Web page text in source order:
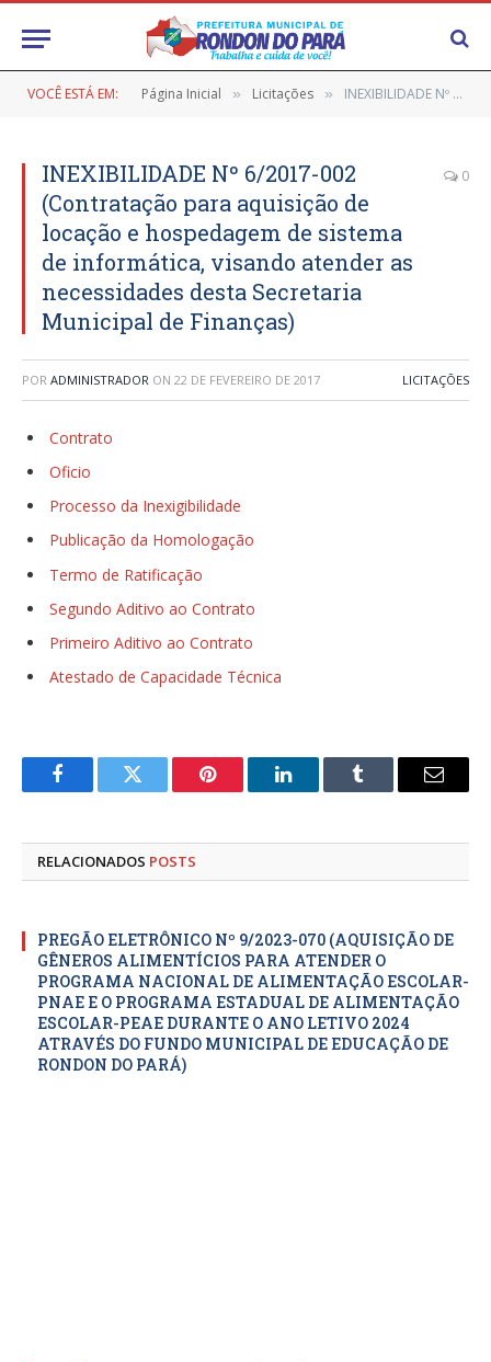
VOCÊ ESTÁ EM: Página Inicial » Licitações » INEXIBILIDADE Nº 6/2017-002 (Contratação para aquisição de locação e hospedagem de sistema de informática, visando atender as necessidades desta Secretaria Municipal de Finanças)
INEXIBILIDADE Nº 6/2017-002
(Contratação para aquisição de
locação e hospedagem de sistema
de informática, visando atender as
necessidades desta Secretaria
Municipal de Finanças)
0
POR ADMINISTRADOR ON 22 DE FEVEREIRO DE 2017 LICITAÇÕES
Contrato
Oficio
Processo da Inexigibilidade
Publicação da Homologação
Termo de Ratificação
Segundo Aditivo ao Contrato
Primeiro Aditivo ao Contrato
Atestado de Capacidade Técnica
FacebookTwitter Pinterest LinkedInTumblr
E-
RELACIONADOS POSTS
PREGÃO ELETRÔNICO Nº 9/2023-070 (AQUISIÇÃO DE
GÊNEROS ALIMENTÍCIOS PARA ATENDER O
PROGRAMA NACIONAL DE ALIMENTAÇÃO ESCOLAR-
PNAE E O PROGRAMA ESTADUAL DE ALIMENTAÇÃO
ESCOLAR-PEAE DURANTE O ANO LETIVO 2024
ATRAVÉS DO FUNDO MUNICIPAL DE EDUCAÇÃO DE
RONDON DO PARÁ)